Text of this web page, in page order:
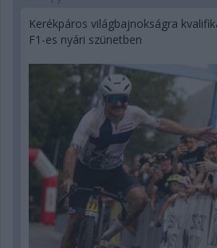
Kerékpáros világbajnokságra
F1-es nyári szünetben